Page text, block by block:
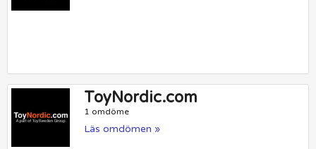
ToyNordic.com
1 omdöme
Läs omdömen »